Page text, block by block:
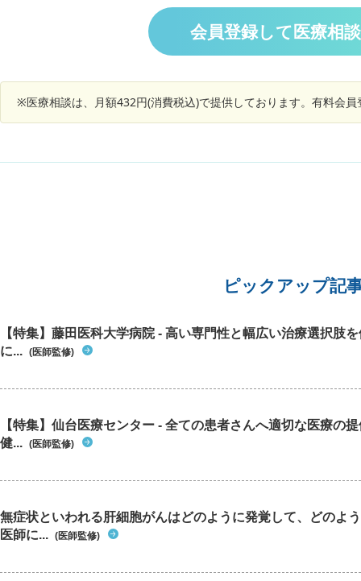
っていたところ今日朝からまた発熱しました。今
はまた38度台まであります。発熱のたびにグッタ
リしており、解熱すると元気になるを繰り返し、
食事もとりあえずふりかけご飯などは食べれてい
いうことで帰宅していますが、TVなどは観ていま
すがグッタリです。話は出来て返事も出来ますが
会員登録して医療相
※医療相談は、月額432円(消費税込)で提供しております。有料会
ピックアップ記
【特集】藤田医科大学病院 - 高い専門性と幅広い治療選択肢
に... (医師監修)
【特集】仙台医療センター - 全ての患者さんへ適切な医療の
健... (医師監修)
無症状といわれる肝細胞がんはどのように発覚して、どのよ
医師に... (医師監修)